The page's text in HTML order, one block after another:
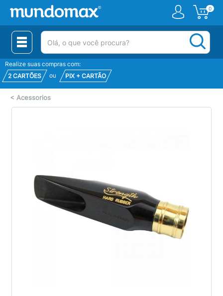
0
(pesquisar)
Realize suas compras com:
2 CARTÕES
ou PIX + CARTÃO
< Acessorios